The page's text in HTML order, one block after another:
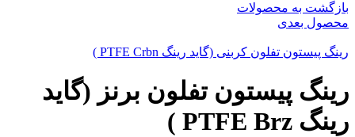
بازگشت به محصولات
محصول بعدی
رینگ پیستون تفلون کربنی (گاید رینگ PTFE Crbn )
رینگ پیستون تفلون برنز (گاید
رینگ PTFE Brz )